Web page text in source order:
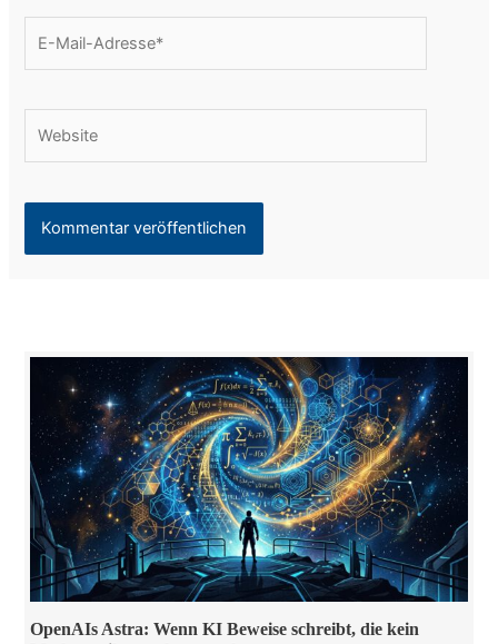
Mail-
OpenAIs Astra: Wenn KI Beweise schreibt, die kein